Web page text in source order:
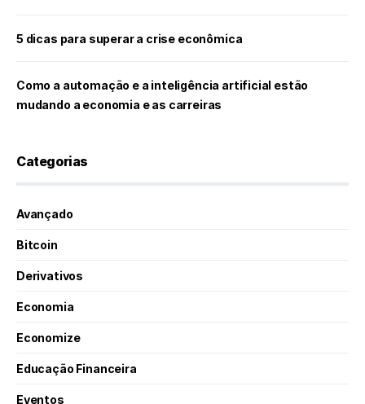
5 dicas para superar a crise econômica
Como a automação e a inteligência artificial estão
mudando a economia e as carreiras
Categorias
Avançado
Bitcoin
Derivativos
Economia
Economize
Educação Financeira
Eventos